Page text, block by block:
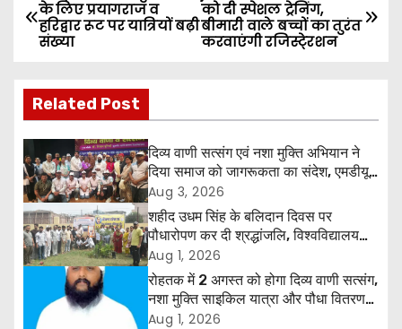
o
t
n
a
v
i
g
को दी स्पेशल ट्रेनिंग,
बीमारी वाले बच्चों का तुरंत
करवाएंगी रजिस्टे्रशन
के लिए प्रयागराज व
हरिद्वार रूट पर यात्रियों बढ़ी
संख्या
Related Post
दिव्य वाणी सत्संग एवं नशा मुक्ति अभियान ने
दिया समाज को जागरूकता का संदेश, एमडीयू
रोहतक में हजारों लोगों ने लिया संकल्प
Aug 3, 2026
शहीद उधम सिंह के बलिदान दिवस पर
पौधारोपण कर दी श्रद्धांजलि, विश्वविद्यालय
और राजपत्रित अवकाश बहाल करने की उठी
मांग
Aug 1, 2026
रोहतक में 2 अगस्त को होगा दिव्य वाणी सत्संग,
नशा मुक्ति साइकिल यात्रा और पौधा वितरण
कार्यक्रम
Aug 1, 2026